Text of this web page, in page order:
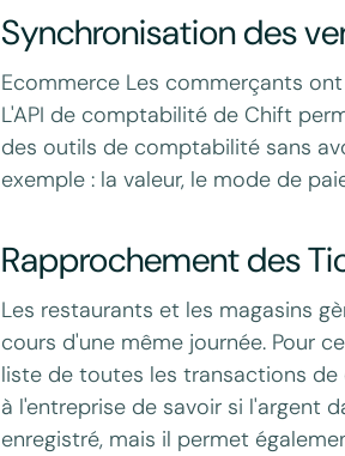
Synchronisation des
Ecommerce Les commerçants
L'API de comptabilité de Chift
des outils de comptabilité sans
exemple : la valeur, le mode de
Rapprochement des
Les restaurants et les magasins
cours d'une même journée. Pour
liste de toutes les transactions
à l'entreprise de savoir si l'argent
enregistré, mais il permet